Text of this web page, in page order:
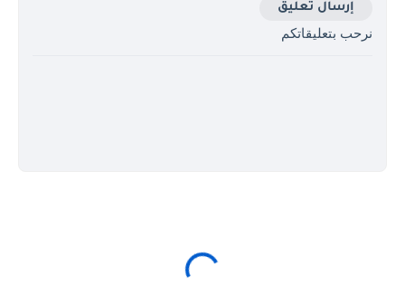
إرسال تعليق
نرحب بتعليقاتكم